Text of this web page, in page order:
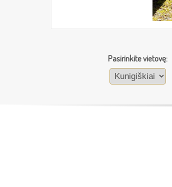
Pasirinkite vietovę: